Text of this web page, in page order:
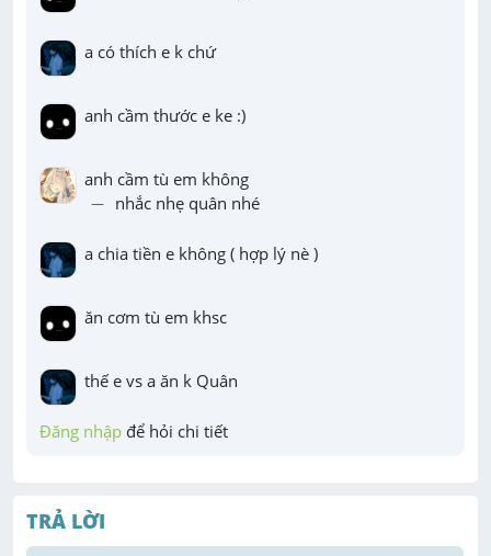
a có thích e k chứ
anh cầm thước e ke :)
− nhắc nhẹ quân nhé
a chia tiền e không ( hợp lý nè )
ăn cơm tù em khsc
thế e vs a ăn k Quân
Đăng nhập để hỏi chi tiết
TRẢ LỜI